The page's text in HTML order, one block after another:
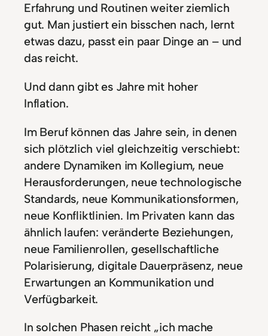
Erfahrung und Routinen weiter ziemlich
gut. Man justiert ein bisschen nach, lernt
etwas dazu, passt ein paar Dinge an – und
das reicht.
Und dann gibt es Jahre mit hoher
Inflation.
Im Beruf können das Jahre sein, in denen
sich plötzlich viel gleichzeitig verschiebt:
andere Dynamiken im Kollegium, neue
Herausforderungen, neue technologische
Standards, neue Kommunikationsformen,
neue Konfliktlinien. Im Privaten kann das
ähnlich laufen: veränderte Beziehungen,
neue Familienrollen, gesellschaftliche
Polarisierung, digitale Dauerpräsenz, neue
Erwartungen an Kommunikation und
Verfügbarkeit.
In solchen Phasen reicht „ich mache